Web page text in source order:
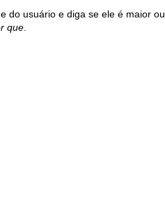
do usuário e diga se ele é maior ou
que